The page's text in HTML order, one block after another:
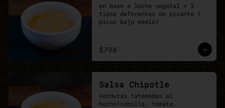
en base a leche vegatal + 3
tipos deferentes de picante (
picor bajo medio)
$790
Salsa Chipotle
Verduras tatemadas al
horno(cebolla, tomate,